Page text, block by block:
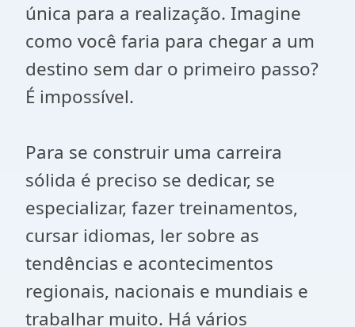
única para a realização. Imagine
como você faria para chegar a um
destino sem dar o primeiro passo?
É impossível.
Para se construir uma carreira
sólida é preciso se dedicar, se
especializar, fazer treinamentos,
cursar idiomas, ler sobre as
tendências e acontecimentos
regionais, nacionais e mundiais e
trabalhar muito. Há vários